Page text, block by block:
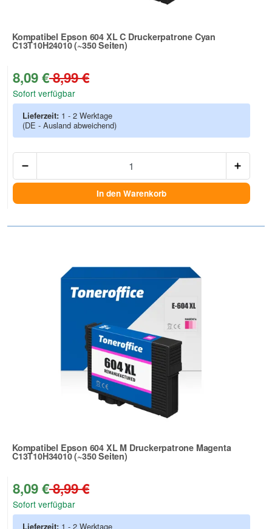
Kompatibel Epson 604 XL C Druckerpatrone Cyan
C13T10H24010 (~350 Seiten)
Zur Artikelbewertung
8,09 €8,99 €
Sofort verfügbar
Lieferzeit: 1 - 2 Werktage
(DE - Ausland abweichend)
In den Warenkorb
Kompatibel Epson 604 XL M Druckerpatrone Magenta
C13T10H34010 (~350 Seiten)
Zur Artikelbewertung
8,09 €8,99 €
Sofort verfügbar
Lieferzeit: 1 - 2 Werktage